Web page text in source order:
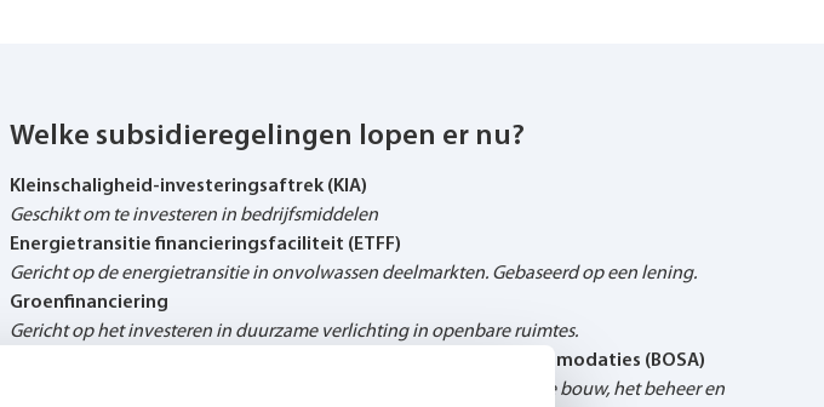
Welke subsidieregelingen lopen er nu?
Kleinschaligheid-investeringsaftrek (KIA)
Geschikt om te investeren in bedrijfsmiddelen
Energietransitie financieringsfaciliteit (ETFF)
Gericht op de energietransitie in onvolwassen deelmarkten. Gebaseerd op een lening.
Groenfinanciering
Gericht op het investeren in duurzame verlichting in openbare ruimtes.
Subsidieregeling stimulering bouw en onderhoud sportaccommodaties (BOSA)
Amateursportorganisaties kunnen deze regeling aanvragen voor de bouw, het beheer en